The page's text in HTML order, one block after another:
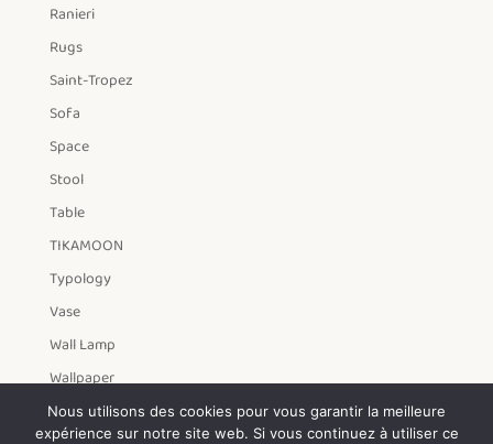
Ranieri
Rugs
Saint-Tropez
Sofa
Space
Stool
Table
TIKAMOON
Typology
Vase
Wall Lamp
Wallpaper
Year
Nous utilisons des cookies pour vous garantir la meilleure
expérience sur notre site web. Si vous continuez à utiliser ce